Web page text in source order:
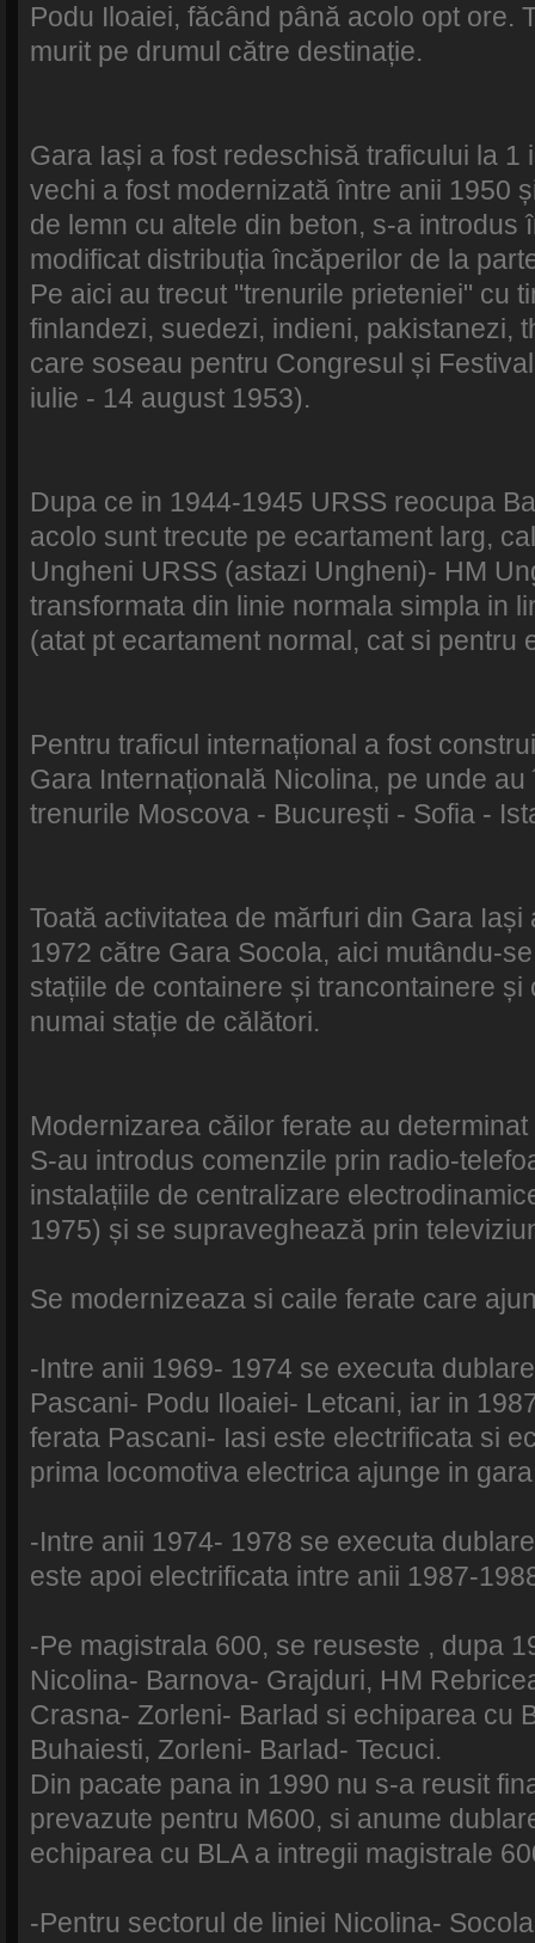
Podu Iloaiei, făcând până acolo opt ore.
murit pe drumul către destinație.
Gara Iași a fost redeschisă traficului la 1
vechi a fost modernizată între anii 1950
de lemn cu altele din beton, s-a introdus
modificat distribuția încăperilor de la
Pe aici au trecut "trenurile prieteniei" cu
finlandezi, suedezi, indieni, pakistanezi,
care soseau pentru Congresul și
iulie - 14 august 1953).
Dupa ce in 1944-1945 URSS reocupa
acolo sunt trecute pe ecartament larg,
Ungheni URSS (astazi Ungheni)- HM
transformata din linie normala simpla in
(atat pt ecartament normal, cat si pentru
Pentru traficul internațional a fost
Gara Internațională Nicolina, pe unde
trenurile Moscova - București - Sofia -
Toată activitatea de mărfuri din Gara
1972 către Gara Socola, aici mutându-
stațiile de containere și trancontainere
numai stație de călători.
Modernizarea căilor ferate au
S-au introdus comenzile prin radio-
instalațiile de centralizare
1975) și se supraveghează prin
Se modernizeaza si caile ferate care
-Intre anii 1969- 1974 se executa
Pascani- Podu Iloaiei- Letcani, iar in
ferata Pascani- Iasi este electrificata si
prima locomotiva electrica ajunge in
-Intre anii 1974- 1978 se executa
este apoi electrificata intre anii 1987-
-Pe magistrala 600, se reuseste , dupa
Nicolina- Barnova- Grajduri, HM
Crasna- Zorleni- Barlad si echiparea cu
Buhaiesti, Zorleni- Barlad- Tecuci.
Din pacate pana in 1990 nu s-a reusit
prevazute pentru M600, si anume
echiparea cu BLA a intregii magistrale
-Pentru sectorul de liniei Nicolina-